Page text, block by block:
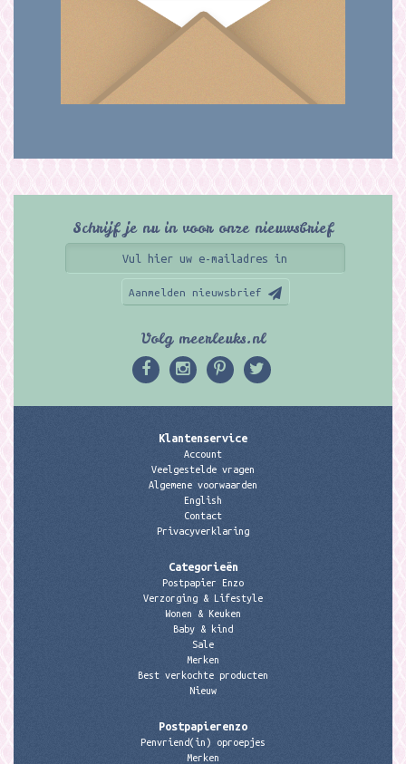
Schrijf je nu in voor onze nieuwsbrief
Aanmelden nieuwsbrief
Volg meerleuks.nl
Klantenservice
Account
Veelgestelde vragen
Algemene voorwaarden
English
Contact
Privacyverklaring
Categorieën
Postpapier Enzo
Verzorging & Lifestyle
Wonen & Keuken
Baby & kind
Sale
Merken
Best verkochte producten
Nieuw
Postpapierenzo
Penvriend(in) oproepjes
Merken